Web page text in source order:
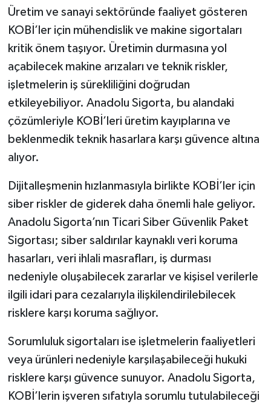
Üretim ve sanayi sektöründe faaliyet gösteren
KOBİ’ler için mühendislik ve makine sigortaları
kritik önem taşıyor. Üretimin durmasına yol
açabilecek makine arızaları ve teknik riskler,
işletmelerin iş sürekliliğini doğrudan
etkileyebiliyor. Anadolu Sigorta, bu alandaki
çözümleriyle KOBİ’leri üretim kayıplarına ve
beklenmedik teknik hasarlara karşı güvence altına
alıyor.
Dijitalleşmenin hızlanmasıyla birlikte KOBİ’ler için
siber riskler de giderek daha önemli hale geliyor.
Anadolu Sigorta’nın Ticari Siber Güvenlik Paket
Sigortası; siber saldırılar kaynaklı veri koruma
hasarları, veri ihlali masrafları, iş durması
nedeniyle oluşabilecek zararlar ve kişisel verilerle
ilgili idari para cezalarıyla ilişkilendirilebilecek
risklere karşı koruma sağlıyor.
Sorumluluk sigortaları ise işletmelerin faaliyetleri
veya ürünleri nedeniyle karşılaşabileceği hukuki
risklere karşı güvence sunuyor. Anadolu Sigorta,
KOBİ’lerin işveren sıfatıyla sorumlu tutulabileceği